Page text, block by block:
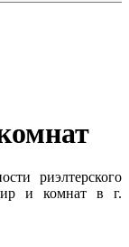
риэлтерского
и комнат в г.